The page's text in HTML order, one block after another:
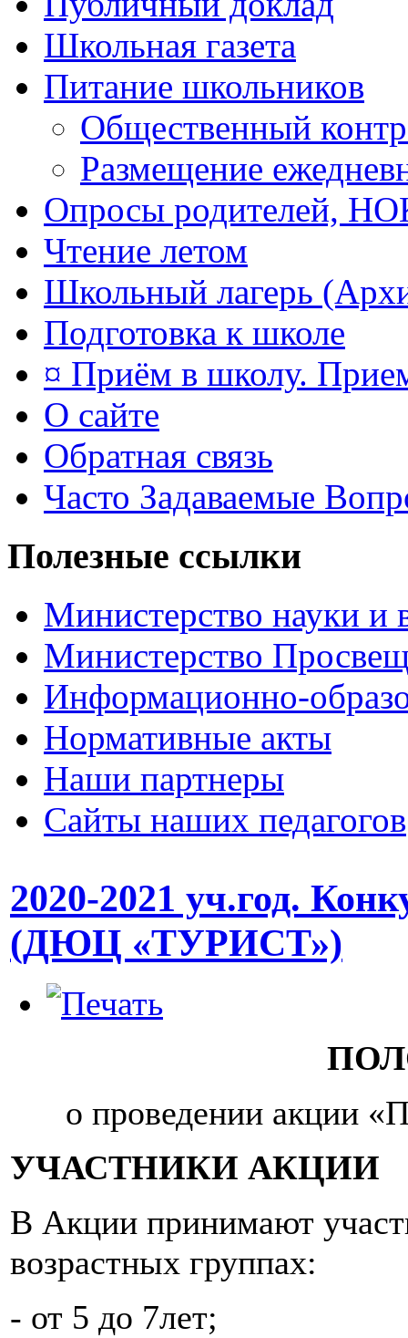
Школьная газета
Питание школьников
Общественный
Размещение
Опросы родителей,
Чтение летом
Школьный лагерь
Подготовка к школе
¤ Приём в школу.
О сайте
Обратная связь
Часто Задаваемые
Полезные ссылки
Министерство науки и
Министерство
Информационно-
Нормативные акты
Наши партнеры
Сайты наших педагогов
2020-2021 уч.год.
(ДЮЦ «ТУРИСТ»)
o проведении акции
УЧАСТНИКИ АКЦИИ
В Акции принимают
возрастных группах:
- от 5 до 7лет;